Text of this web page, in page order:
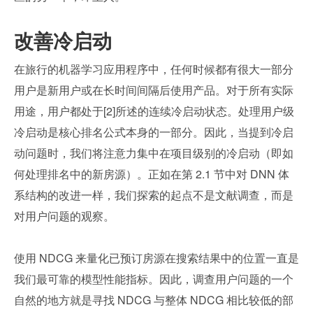
改善冷启动
在旅行的机器学习应用程序中，任何时候都有很大一部分
用户是新用户或在长时间间隔后使用产品。对于所有实际
用途，用户都处于[2]所述的连续冷启动状态。处理用户级
冷启动是核心排名公式本身的一部分。因此，当提到冷启
动问题时，我们将注意力集中在项目级别的冷启动（即如
何处理排名中的新房源）。正如在第 2.1 节中对 DNN 体
系结构的改进一样，我们探索的起点不是文献调查，而是
对用户问题的观察。
使用 NDCG 来量化已预订房源在搜索结果中的位置一直是
我们最可靠的模型性能指标。因此，调查用户问题的一个
自然的地方就是寻找 NDCG 与整体 NDCG 相比较低的部